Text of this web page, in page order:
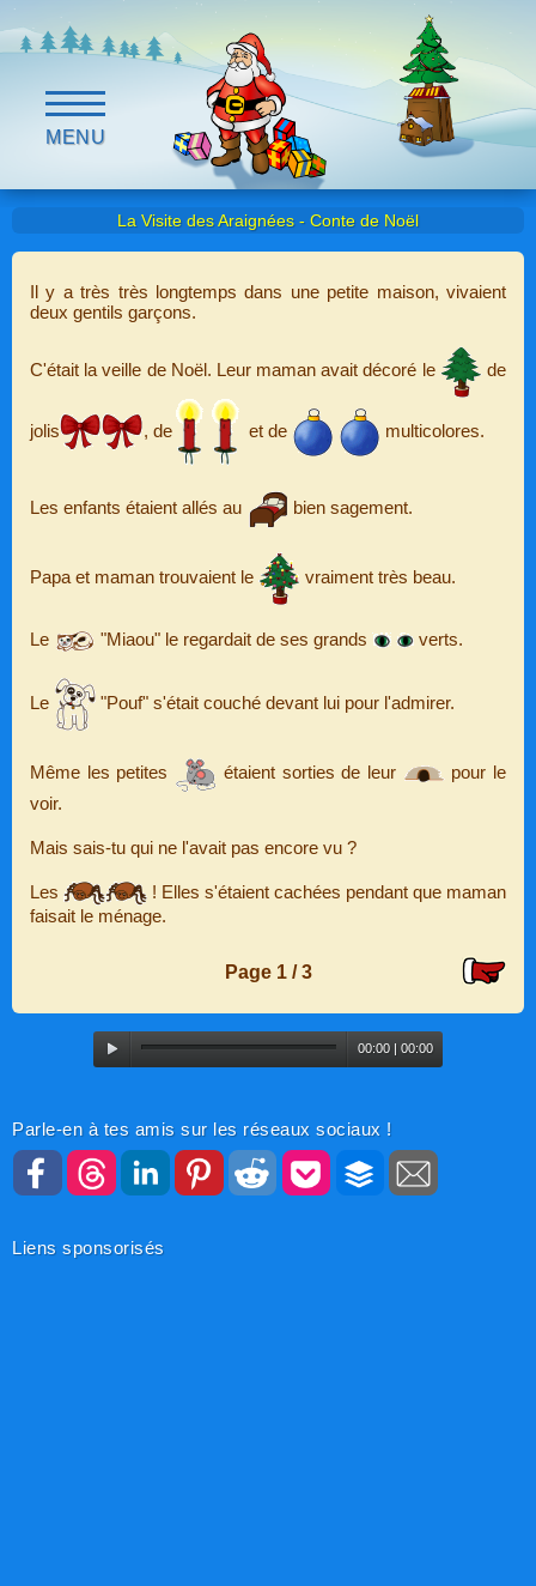
MENU
La Visite des Araignées - Conte de Noël
Il y a très très longtemps dans une petite maison, vivaient
deux gentils garçons.
C'était la veille de Noël. Leur maman avait décoré le de
jolis , de et de multicolores.
Les enfants étaient allés au bien sagement.
Papa et maman trouvaient le vraiment très beau.
Le "Miaou" le regardait de ses grands verts.
Le "Pouf" s'était couché devant lui pour l'admirer.
Même les petites étaient sorties de leur
pour le
voir.
Mais sais-tu qui ne l'avait pas encore vu ?
Les
! Elles s'étaient cachées pendant que maman
faisait le ménage.
Page 1 / 3
Audio
Player
00:00 |00:00
Parle-en à tes amis sur les réseaux sociaux !
Liens sponsorisés